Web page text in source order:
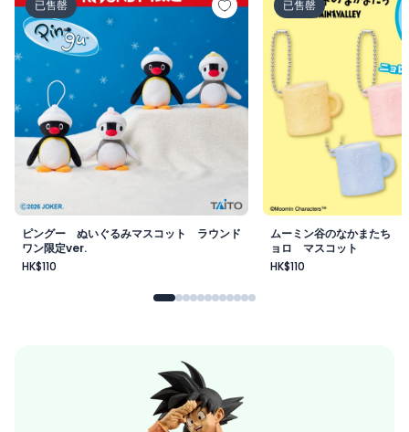
已售罄
ピングー ぬいぐるみマスコット ラウンド
ワン限定ver.
HK$110
已售罄
ムーミン谷のなかまたち
ョロ マスコット
HK$110